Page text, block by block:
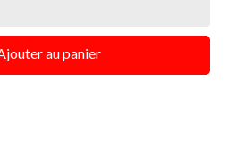
au panier